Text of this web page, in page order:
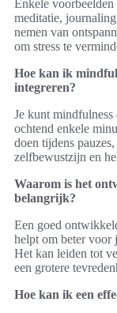
Enkele
meditatie,
nemen van
om stress te
Hoe kan ik
integreren?
Je kunt
ochtend enkele
doen tijdens
zelfbewustzijn en
Waarom is het
belangrijk?
Een goed
helpt om beter voor
Het kan leiden tot
een grotere
Hoe kan ik een